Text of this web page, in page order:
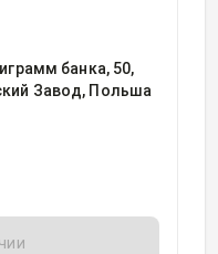
банка, 50,
Завод, Польша